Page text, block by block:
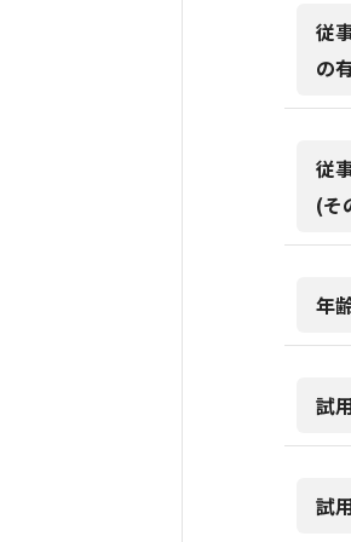
従
の
従
(そ
年
試
試